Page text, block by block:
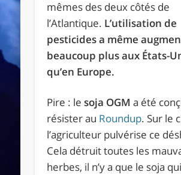
mêmes des deux côtés de
l’Atlantique. L’utilisation de
pesticides a même
beaucoup plus aux États-
qu’en Europe.
Pire : lesoja OGMa été
résister au Roundup. Sur le
l’agriculteur pulvérise ce
Cela détruit toutes les
herbes, il n’y a que le soja